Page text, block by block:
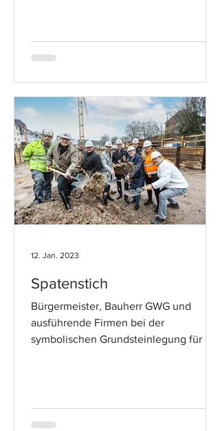
Spatenstich
Bürgermeister, Bauherr GWG und
ausführende Firmen bei der
symbolischen Grundsteinlegung für die
12. Jan. 2023